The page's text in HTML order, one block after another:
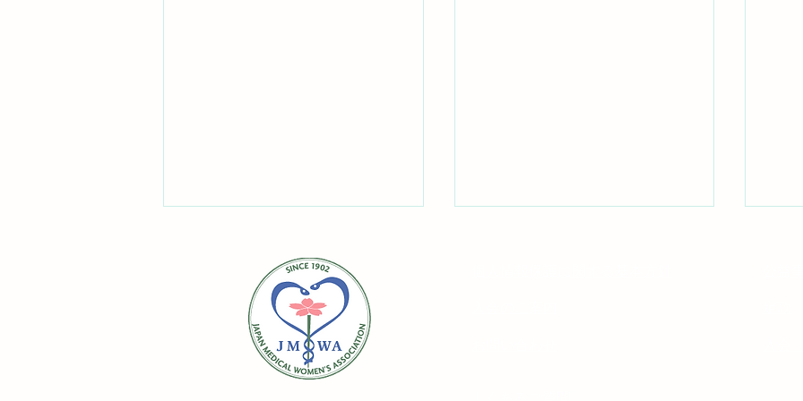
緊急避妊薬が市販化されます